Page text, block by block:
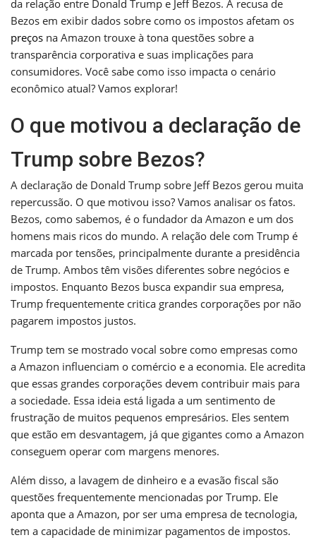
da relação entre Donald Trump e Jeff Bezos. A recusa de
Bezos em exibir dados sobre como os impostos afetam os
preços na Amazon trouxe à tona questões sobre a
transparência corporativa e suas implicações para
consumidores. Você sabe como isso impacta o cenário
econômico atual? Vamos explorar!
O que motivou a declaração de
Trump sobre Bezos?
A declaração de Donald Trump sobre Jeff Bezos gerou muita
repercussão. O que motivou isso? Vamos analisar os fatos.
Bezos, como sabemos, é o fundador da Amazon e um dos
homens mais ricos do mundo. A relação dele com Trump é
marcada por tensões, principalmente durante a presidência
de Trump. Ambos têm visões diferentes sobre negócios e
impostos. Enquanto Bezos busca expandir sua empresa,
Trump frequentemente critica grandes corporações por não
pagarem impostos justos.
Trump tem se mostrado vocal sobre como empresas como
a Amazon influenciam o comércio e a economia. Ele acredita
que essas grandes corporações devem contribuir mais para
a sociedade. Essa ideia está ligada a um sentimento de
frustração de muitos pequenos empresários. Eles sentem
que estão em desvantagem, já que gigantes como a Amazon
conseguem operar com margens menores.
Além disso, a lavagem de dinheiro e a evasão fiscal são
questões frequentemente mencionadas por Trump. Ele
aponta que a Amazon, por ser uma empresa de tecnologia,
tem a capacidade de minimizar pagamentos de impostos.